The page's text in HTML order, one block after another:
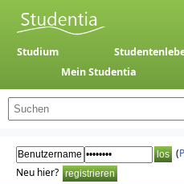
Studium
Mein Studentia
(
Neu hier?